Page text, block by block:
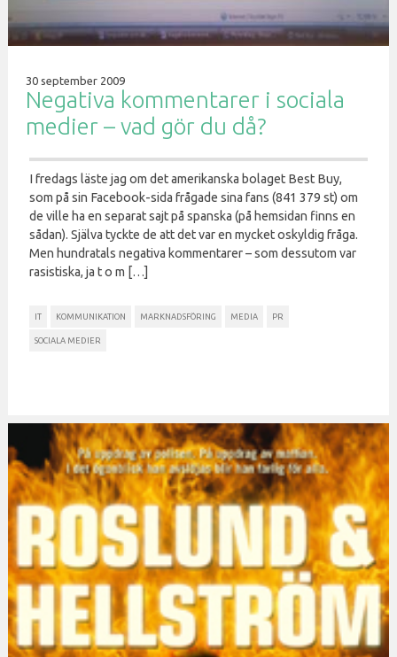
30 september 2009
Negativa kommentarer i sociala
medier – vad gör du då?
I fredags läste jag om det amerikanska bolaget Best Buy,
som på sin Facebook-sida frågade sina fans (841 379 st) om
de ville ha en separat sajt på spanska (på hemsidan finns en
sådan). Själva tyckte de att det var en mycket oskyldig fråga.
Men hundratals negativa kommentarer – som dessutom var
rasistiska, ja t o m […]
IT KOMMUNIKATION MARKNADSFÖRING MEDIA PR
SOCIALA MEDIER